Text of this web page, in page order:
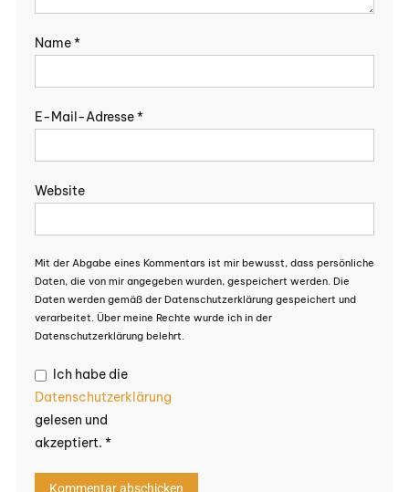
Name*
E-Mail-Adresse*
Website
Mit der Abgabe eines Kommentars ist mir bewusst, dass persönliche
Daten, die von mir angegeben wurden, gespeichert werden. Die
Daten werden gemäß der Datenschutzerklärung gespeichert und
verarbeitet. Über meine Rechte wurde ich in der
Datenschutzerklärung belehrt.
Ich habe die
Datenschutzerklärung
gelesen und
akzeptiert. *